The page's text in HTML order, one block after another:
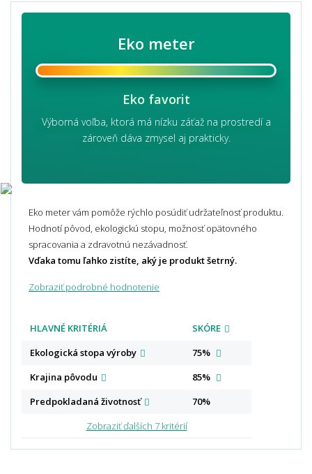
Eko meter
Eko favorit
Výborná voľba, ktorá má nízku záťaž na prostredí a
zároveň dáva zmysel aj prakticky.
Eko meter vám pomôže rýchlo posúdiť udržateľnosť produktu.
Hodnotí pôvod, ekologickú stopu, možnosť opätovného
spracovania a zdravotnú nezávadnosť.
Vďaka tomu ľahko zistíte, aký je produkt šetrný.
Zobraziť podrobné hodnotenie
HLAVNÉ KRITÉRIÁ
SKÓRE
Ekologická stopa výroby
75%
Krajina pôvodu
85%
Predpokladaná životnosť
70%
Zobraziť ďalších 7 kritérií